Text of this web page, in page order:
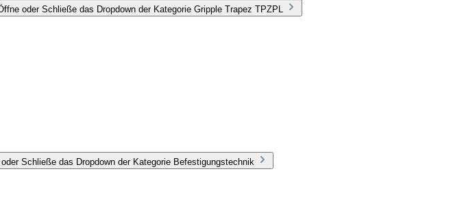
oder Schließe das Dropdown der Kategorie Gripple Trapez TPZPL
Schließe das Dropdown der Kategorie Befestigungstechnik